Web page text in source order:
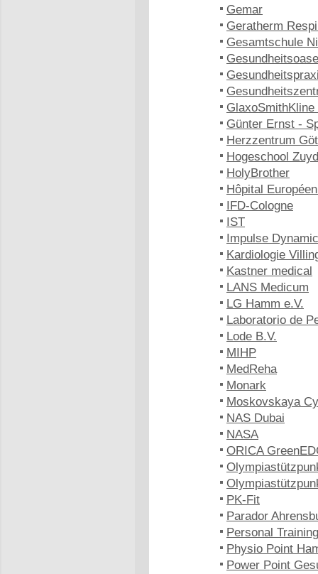
Gemar
Geratherm
Gesamtschule
GlaxoSmithKline
Günter Ernst -
Herzzentrum
Hogeschool Zuyd
HolyBrother
Hôpital
IFD-Cologne
IST
Impulse
Kardiologie
Kastner medical
LANS Medicum
LG Hamm e.V.
Laboratorio de
Lode B.V.
MIHP
MedReha
Monark
Moskovskaya
NAS Dubai
NASA
ORICA
PK-Fit
Parador
Personal
Physio Point
Power Point